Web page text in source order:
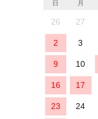
日 月
26 27
2 3
9 10
16 17
23 24